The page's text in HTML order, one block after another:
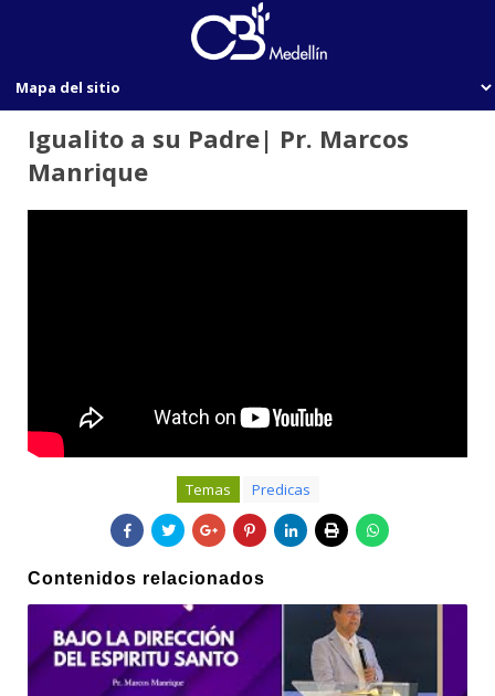
Igualito a su Padre| Pr. Marcos
Manrique
Temas Predicas
Contenidos relacionados